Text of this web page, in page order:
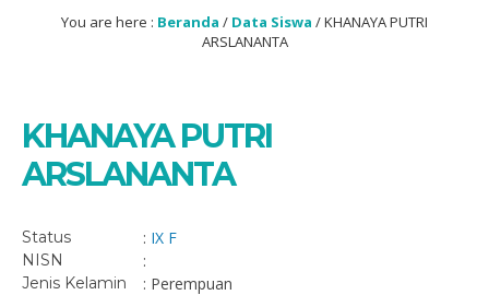
You are here : Beranda / Data Siswa /KHANAYA PUTRI
ARSLANANTA
KHANAYA PUTRI
ARSLANANTA
Status : IX F
NISN :
Jenis Kelamin : Perempuan